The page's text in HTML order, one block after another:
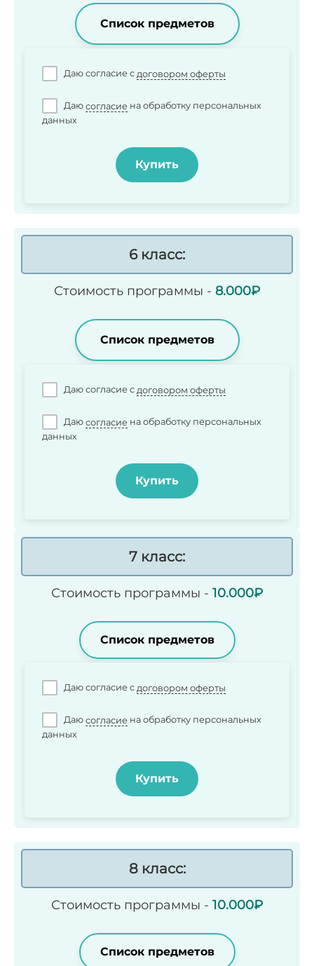
Список предметов
Даю согласие c договором оферты
Даю согласиена обработку персональных
данных
Купить
6 класс:
Стоимость программы - 8.000₽
Список предметов
Даю согласие c договором оферты
Даю согласиена обработку персональных
данных
Купить
7 класс:
Стоимость программы - 10.000₽
Список предметов
Даю согласие c договором оферты
Даю согласиена обработку персональных
данных
Купить
8 класс:
Стоимость программы - 10.000₽
Список предметов